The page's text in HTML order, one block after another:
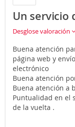
Un servicio
Desglose valoración
Buena atención
página web y
electrónico
Buena atención
Buena atención a
Puntualidad en el
de la vuelta .